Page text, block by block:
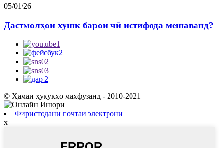
05/01/26
Дастмолҳои хушк барои чӣ истифода мешаванд?
© Ҳамаи ҳуқуқҳо маҳфузанд - 2010-2021
Фиристодани почтаи электронӣ
x